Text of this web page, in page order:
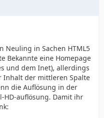
Neuling in Sachen HTML5
Bekannte eine Homepage
und dem Inet), allerdings
Inhalt der mittleren Spalte
die Auflösung in der
HD-auflösung. Damit ihr